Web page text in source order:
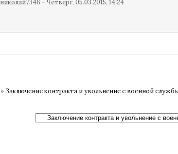
николай7346 - Четверг, 05.03.2015, 14:24
» Заключение контракта и увольнение с военной